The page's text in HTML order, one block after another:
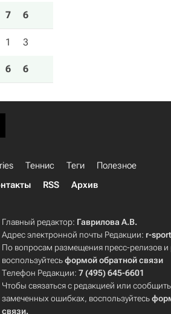
7 6
1 3
6 6
Теннис Теги
Полезное
RSS Архив
Главный редактор: Гаврилова А.В.
Адрес электронной почты Редакции: r-
По вопросам размещения пресс-релизов
воспользуйтесьформой обратной связи
Телефон Редакции:7 (495) 645-6601
Чтобы связаться с редакцией или
замеченных ошибках, воспользуйтесь
связи.